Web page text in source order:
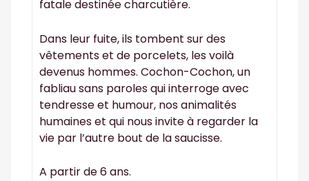
fatale destinée charcutière.
Dans leur fuite, ils tombent sur des
vêtements et de porcelets, les voilà
devenus hommes. Cochon-Cochon, un
fabliau sans paroles qui interroge avec
tendresse et humour, nos animalités
humaines et qui nous invite à regarder la
vie par l’autre bout de la saucisse.
A partir de 6 ans.